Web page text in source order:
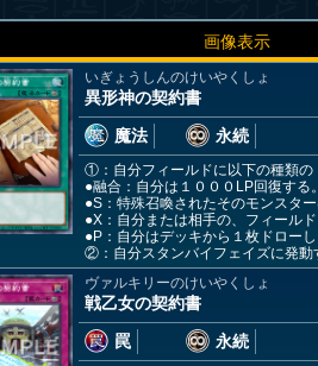
画像表示
いぎょうしんのけいやくしょ
異形神の契約書
魔法
永続
①：自分フィールドに以下の種類の
●融合：自分は１０００LP回復する。
●S：特殊召喚されたそのモンスタ
●X：自分または相手の、フィール
●P：自分はデッキから１枚ドロー
②：自分スタンバイフェイズに発動
ヴァルキリーのけいやくしょ
戦乙女の契約書
罠
永続